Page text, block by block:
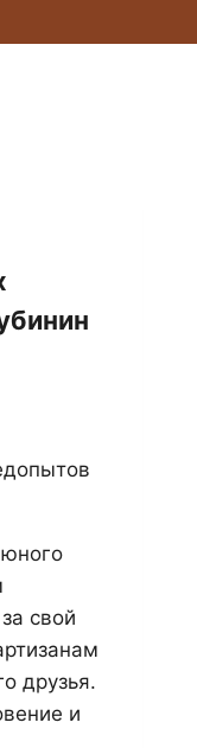
свой
друзья.
и